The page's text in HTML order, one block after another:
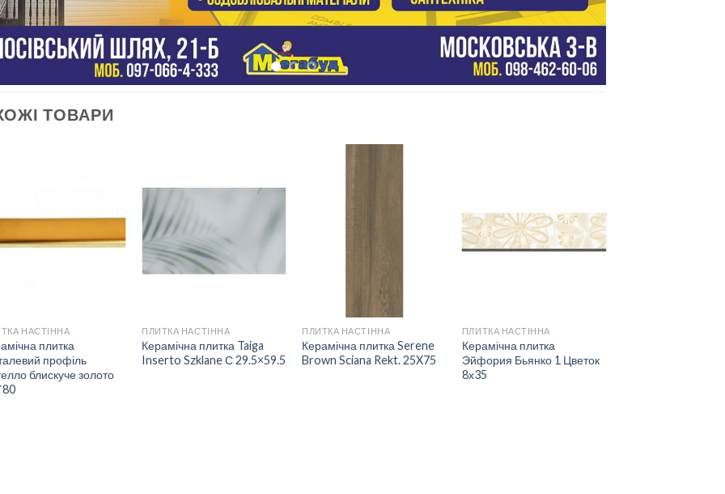
ТОВАРИ
ДОДАТИ
СПИСКУ
НАСТІННА
плитка
профіль
блискуче золото
ПЛИТКА НАСТІННА
Керамічна плитка Taiga
Inserto Szklane С 29.5×59.5
БАЖАНЬ
ПЛИТКА НАСТІННА
Керамічна плитка Serene
Brown Sciana Rekt. 25X75
ДОДАТИ
ДО
СПИСКУ
ПЛИТКА НАСТІННА
Керамічна плитка
Эйфория Бьянко 1 Цветок
8х35